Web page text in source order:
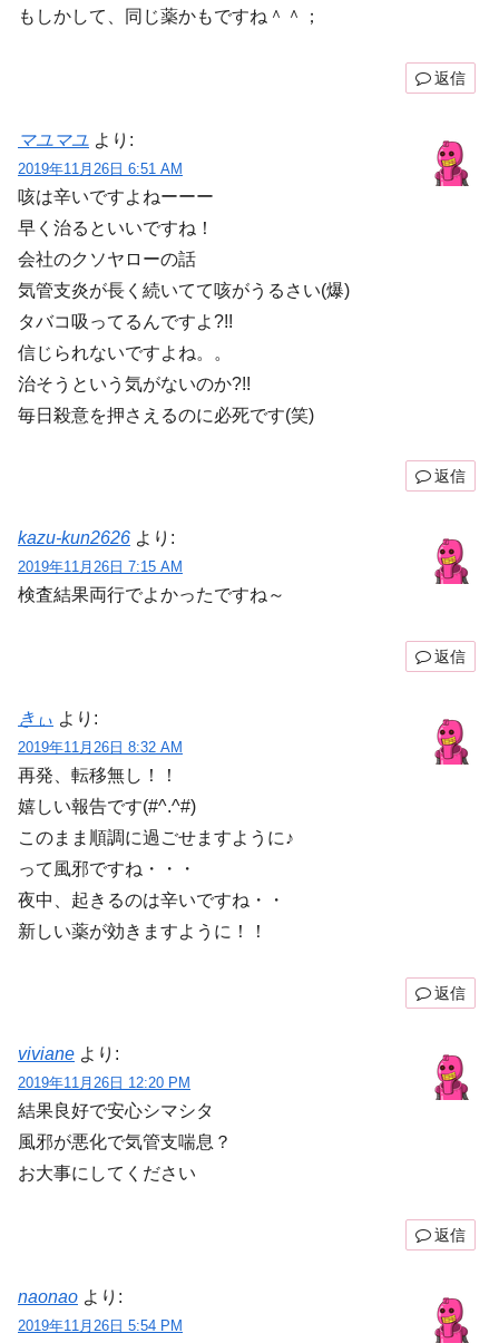
もしかして、同じ薬かもですね＾＾；
返信
マユマユ より:
2019年11月26日 6:51 AM
咳は辛いですよねーーー
早く治るといいですね！
会社のクソヤローの話
気管支炎が長く続いてて咳がうるさい(爆)
タバコ吸ってるんですよ?!!
信じられないですよね。。
治そうという気がないのか?!!
毎日殺意を押さえるのに必死です(笑)
返信
kazu-kun2626 より:
2019年11月26日 7:15 AM
検査結果両行でよかったですね～
返信
きぃ より:
2019年11月26日 8:32 AM
再発、転移無し！！
嬉しい報告です(#^.^#)
このまま順調に過ごせますように♪
って風邪ですね・・・
夜中、起きるのは辛いですね・・
新しい薬が効きますように！！
返信
viviane より:
2019年11月26日 12:20 PM
結果良好で安心シマシタ
風邪が悪化で気管支喘息？
お大事にしてください
返信
naonao より:
2019年11月26日 5:54 PM